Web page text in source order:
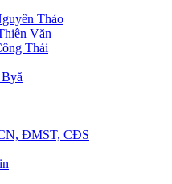
Thảo
Văn
Thái
ĐMST, CĐS